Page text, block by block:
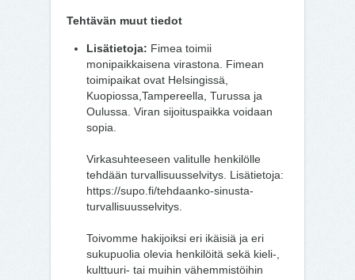
Tehtävän muut tiedot
Lisätietoja: Fimea toimii
monipaikkaisena virastona. Fimean
toimipaikat ovat Helsingissä,
Kuopiossa,Tampereella, Turussa ja
Oulussa. Viran sijoituspaikka voidaan
sopia.
Virkasuhteeseen valitulle henkilölle
tehdään turvallisuusselvitys. Lisätietoja:
https://supo.fi/tehdaanko-sinusta-
turvallisuusselvitys.
Toivomme hakijoiksi eri ikäisiä ja eri
sukupuolia olevia henkilöitä sekä kieli-,
kulttuuri- tai muihin vähemmistöihin